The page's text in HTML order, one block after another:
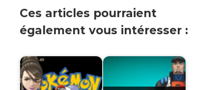
Ces articles pourraient
également vous intéresser :